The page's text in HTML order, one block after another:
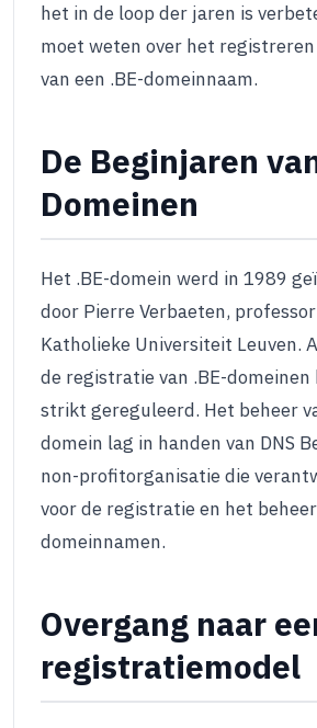
het in de loop der jaren is
moet weten over het
van een .BE-domeinnaam.
De Beginjaren
Domeinen
Het .BE-domein werd in 1989
door Pierre Verbaeten,
Katholieke Universiteit Leuven.
de registratie van .BE-
strikt gereguleerd. Het beheer
domein lag in handen van DNS
non-profitorganisatie die
voor de registratie en het beheer
domeinnamen.
Overgang naar
registratiemodel